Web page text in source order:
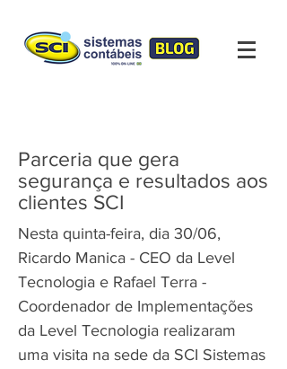
Parceria que gera
segurança e resultados aos
clientes SCI
Nesta quinta-feira, dia 30/06,
Ricardo Manica - CEO da Level
Tecnologia e Rafael Terra -
Coordenador de Implementações
da Level Tecnologia realizaram
uma visita na sede da SCI Sistemas